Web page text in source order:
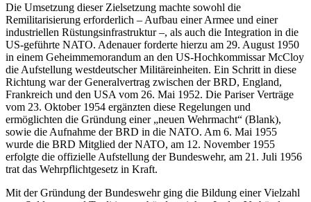
Die Umsetzung dieser Zielsetzung machte sowohl die
Remilitarisierung erforderlich – Aufbau einer Armee und einer
industriellen Rüstungsinfrastruktur –, als auch die Integration in die
US-geführte NATO. Adenauer forderte hierzu am 29. August 1950
in einem Geheimmemorandum an den US-Hochkommissar McCloy
die Aufstellung westdeutscher Militäreinheiten. Ein Schritt in diese
Richtung war der Generalvertrag zwischen der BRD, England,
Frankreich und den USA vom 26. Mai 1952. Die Pariser Verträge
vom 23. Oktober 1954 ergänzten diese Regelungen und
ermöglichten die Gründung einer „neuen Wehrmacht“ (Blank),
sowie die Aufnahme der BRD in die NATO. Am 6. Mai 1955
wurde die BRD Mitglied der NATO, am 12. November 1955
erfolgte die offizielle Aufstellung der Bundeswehr, am 21. Juli 1956
trat das Wehrpflichtgesetz in Kraft.
Mit der Gründung der Bundeswehr ging die Bildung einer Vielzahl